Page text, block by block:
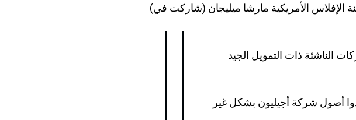
الإفلاس الأمريكية مارشا ميليجان (شاركت في)
الناشئة ذات التمويل الجيد
أصول شركة أجيليون بشكل غير